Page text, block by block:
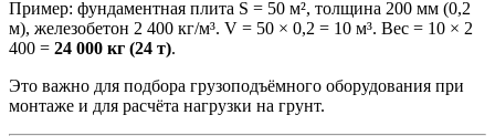
Пример: фундаментная плита S = 50 м², толщина 200 мм (0,2
м), железобетон 2 400 кг/м³. V = 50 × 0,2 = 10 м³. Вес = 10 × 2
400 = 24 000 кг (24 т).
Это важно для подбора грузоподъёмного оборудования при
монтаже и для расчёта нагрузки на грунт.